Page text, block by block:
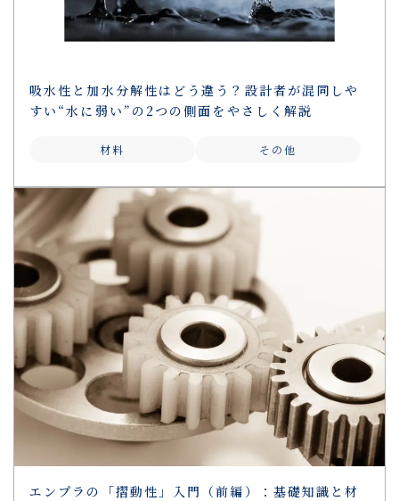
吸水性と加水分解性はどう違う？設計者が混同しや
すい“水に弱い”の2つの側面をやさしく解説
材料 その他
エンプラの「摺動性」入門（前編）：基礎知識と材